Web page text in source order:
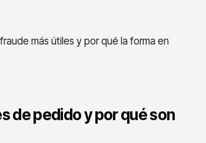
más útiles y por qué la forma en
de pedido y por qué son